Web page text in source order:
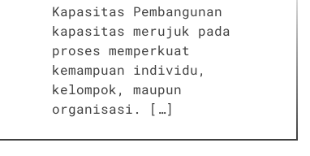
Kapasitas Pembangunan
kapasitas merujuk pada
proses memperkuat
kemampuan individu,
kelompok, maupun
organisasi. […]